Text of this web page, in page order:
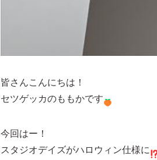
皆さんこんにちは！
セツゲッカのももかです
今回はー！
スタジオデイズがハロウィン仕様に